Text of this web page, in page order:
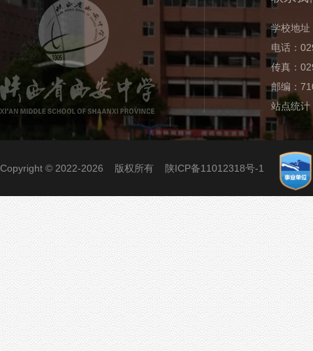
学校地址
电话：
传真：
邮编：
站点统计
Copyright © 2022-2026 版权所有 陕ICP备11012318号-1